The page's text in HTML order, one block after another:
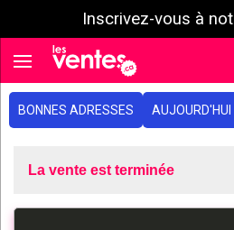
Inscrivez-vous à
Toggle navigation
BONNES ADRESSES AUJOURD'HUI
La vente est terminée